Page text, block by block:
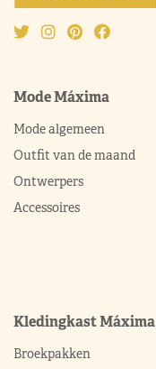
Mode Máxima
Mode algemeen
Outfit van de maand
Ontwerpers
Accessoires
Kledingkast Máxima
Broekpakken